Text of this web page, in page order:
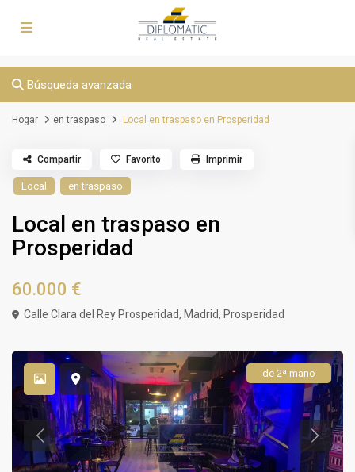
Búsqueda avanzada
Hogar en traspaso Local en traspaso en Prosperidad
Local en traspaso
Local en traspaso en
Prosperidad
60.000 €
Calle Clara del Rey Prosperidad, Madrid, Prosperidad
Compartir Favorito Imprimir
de 2ª mano